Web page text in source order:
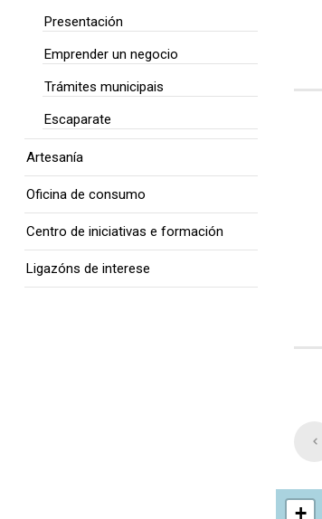
+
Presentación
Emprender un negocio
Trámites municipais
Escaparate
Artesanía
Oficina de consumo
Centro de iniciativas e formación
Ligazóns de interese